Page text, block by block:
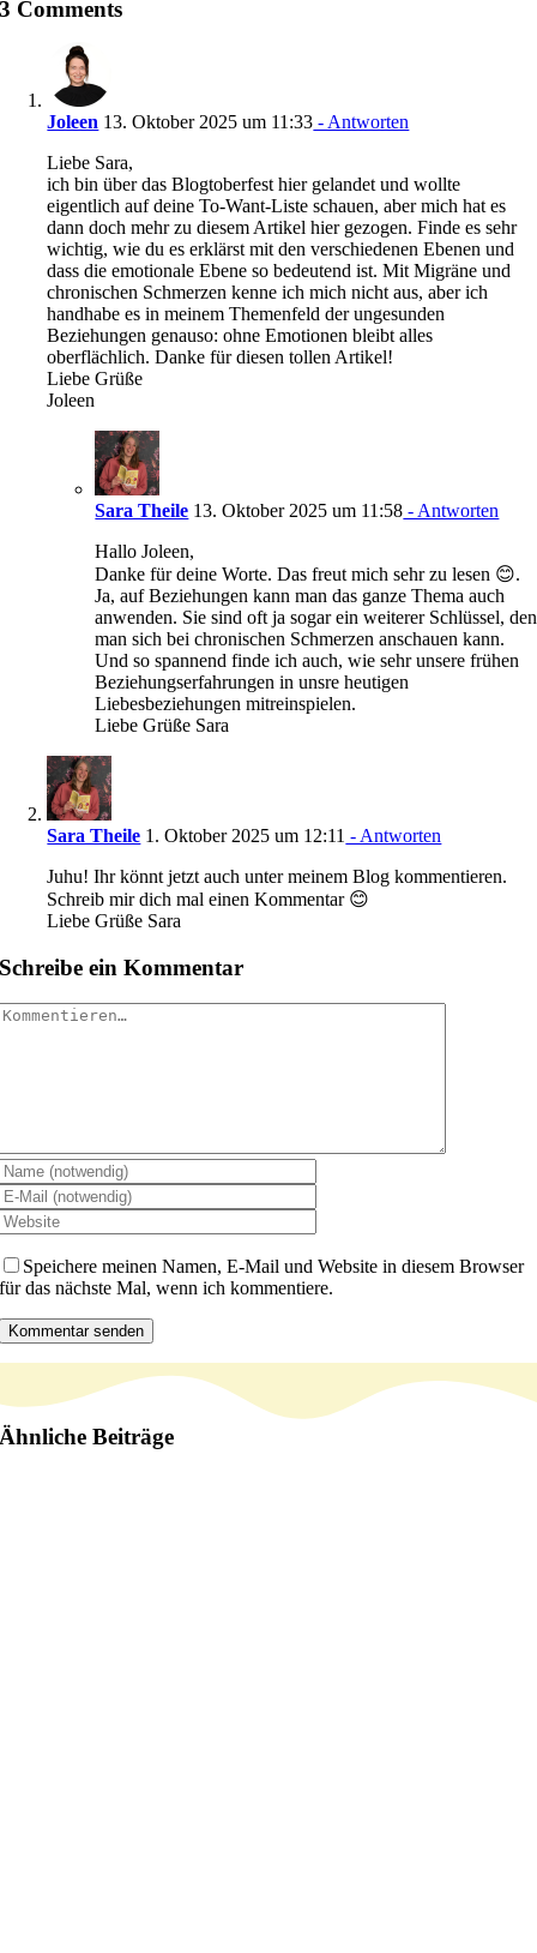
3 Comments
Joleen 13. Oktober 2025 um 11:33 - Antworten
Liebe Sara,
ich bin über das Blogtoberfest hier gelandet und wollte
eigentlich auf deine To-Want-Liste schauen, aber mich hat es
dann doch mehr zu diesem Artikel hier gezogen. Finde es sehr
wichtig, wie du es erklärst mit den verschiedenen Ebenen und
dass die emotionale Ebene so bedeutend ist. Mit Migräne und
chronischen Schmerzen kenne ich mich nicht aus, aber ich
handhabe es in meinem Themenfeld der ungesunden
Beziehungen genauso: ohne Emotionen bleibt alles
oberflächlich. Danke für diesen tollen Artikel!
Liebe Grüße
Joleen
Sara Theile 13. Oktober 2025 um 11:58 - Antworten
Hallo Joleen,
Danke für deine Worte. Das freut mich sehr zu lesen 😊.
Ja, auf Beziehungen kann man das ganze Thema auch
anwenden. Sie sind oft ja sogar ein weiterer Schlüssel, den
man sich bei chronischen Schmerzen anschauen kann.
Und so spannend finde ich auch, wie sehr unsere frühen
Beziehungserfahrungen in unsre heutigen
Liebesbeziehungen mitreinspielen.
Liebe Grüße Sara
Sara Theile 1. Oktober 2025 um 12:11 - Antworten
Juhu! Ihr könnt jetzt auch unter meinem Blog kommentieren.
Schreib mir dich mal einen Kommentar 😊
Liebe Grüße Sara
Schreibe ein Kommentar
Speichere meinen Namen, E-Mail und Website in diesem Browser
für das nächste Mal, wenn ich kommentiere.
Ähnliche Beiträge